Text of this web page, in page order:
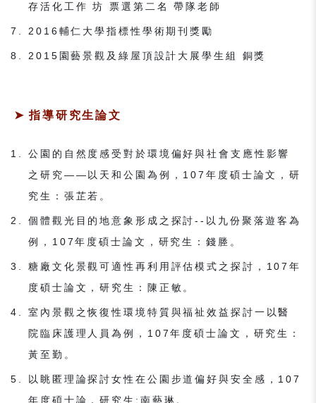
存活化工作 坊 票選第二名 帶隊老師
2016輔仁大學指標性學術期刊獎勵
2015園藝景觀及綠屋頂設計大展學生組 銅獎
指導研究生論文
公園的自然度感受對於環境偏好與社會支應性影響
之研究——以天和公園為例，107年度碩士論文，研
究生：張芷若。
個體觀光目的地意象形成之探討--以九份聚落遊客為
例，107年度碩士論文，研究生：錢塍。
糖廠文化景觀可適性再利用評估模式之探討，107年
度碩士論文，研究生：陳正敏。
室內景觀之恢復性環境特質與福祉效益探討一以醫
院臨床護理人員為例，107年度碩士論文，研究生：
黃至勤。
以眺匿理論探討女性在公園步道偏好與安全感，107
年度碩士論，研究生:南藝琳。